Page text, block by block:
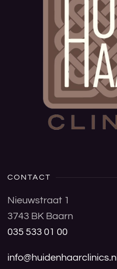
CONTACT
Nieuwstraat 1
3743 BK Baarn
035 533 01 00
info@huidenhaarclinics.nl